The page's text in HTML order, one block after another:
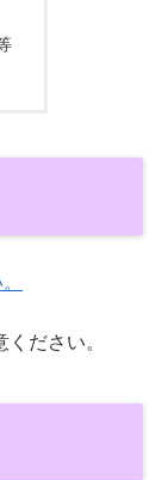
ださい。